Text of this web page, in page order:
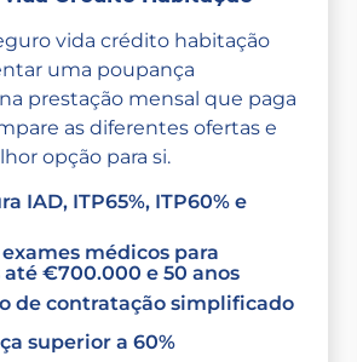
vida crédito habitação
uma poupança
prestação mensal que paga
as diferentes ofertas e
opção para si.
IAD, ITP65%, ITP60% e
médicos para
€700.000 e 50 anos
de contratação simplificado
superior a 60%